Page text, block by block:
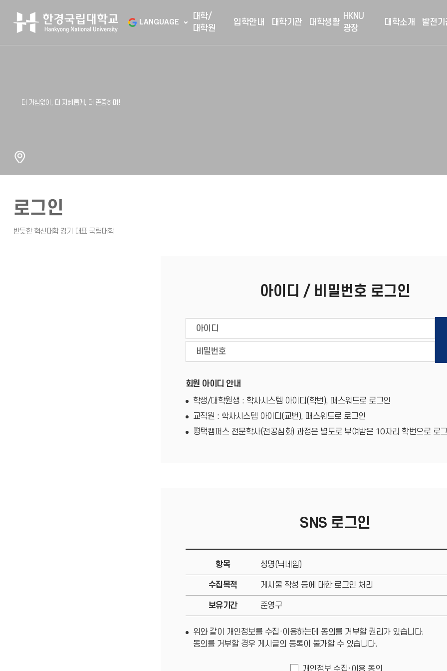
LANGUAGE
대학/
대학원
입학안내 대학기관 대학생활
HKNU
광장
대학소개 발전기
로그인
아이디 / 비밀번호 로그인
회원 아이디 안내
학생/대학원생 : 학사시스템 아이디(학번), 패스워드로 로그인
교직원 : 학사시스템 아이디(교번), 패스워드로 로그인
평택캠퍼스 전문학사(전공심화) 과정은 별도로 부여받은 10자리 학번으로 로
SNS 로그인
항목 성명(닉네임)
수집목적 게시물 작성 등에 대한 로그인 처리
보유기간 준영구
위와 같이 개인정보를 수집·이용하는데 동의를 거부할 권리가 있습니다.
동의를 거부할 경우 게시글의 등록이 불가할 수 있습니다.
개인정보 수집·이용 동의